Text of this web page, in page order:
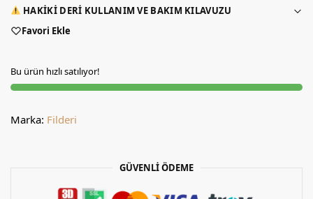
HAKIKI DERI KULLANIM VE BAKIM KILAVUZU
Favori Ekle
Bu ürün hızlı satılıyor!
Marka: Filderi
GÜVENLİ ÖDEME